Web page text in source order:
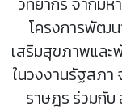
โครงการพัฒน
เสริมสุขภาพแล
ในวงงานรัฐสภา
ราษฎร ร่วมกั